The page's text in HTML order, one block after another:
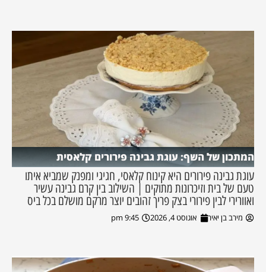
המתכון של השף: עוגת גבינה פירורים קלאסית
עוגת גבינה פירורים היא קינוח קלאסי, חגיגי ומפנק שמביא איתו
טעם של בית וזיכרונות מתוקים | השילוב בין קרם גבינה עשיר
ואוורירי לבין פירורי בצק פריך זהובים יוצר מרקם מושלם בכל ביס
מירב בן יאיר אוגוסט 4, 2026 9:45 pm